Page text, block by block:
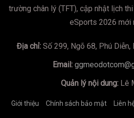
trường chân lý (TFT), cập nhật lịch
eSports 2026 mới
Địa chỉ:Số 299, Ngõ 68, Phú Diễn,
Email:
Quản lý nội dung:Lê
Giới thiệu Chính sách bảo mật Liên